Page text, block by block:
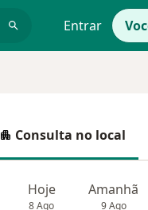
Entrar
Consulta no local
Consulta no local
Hoje
8 Ago
Amanhã
9 Ago